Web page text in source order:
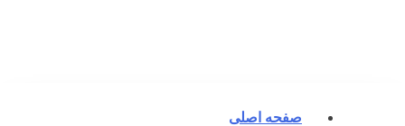
صفحه اصلی